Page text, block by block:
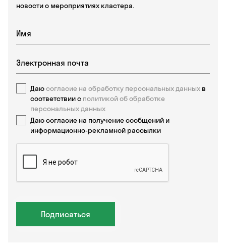
новости о мероприятиях кластера.
Даюсогласие на обработку персональных данных в
соответствии с политикой об обработке
персональных данных
Даю согласие на получение сообщений и
информационно-рекламной рассылки
Подписаться